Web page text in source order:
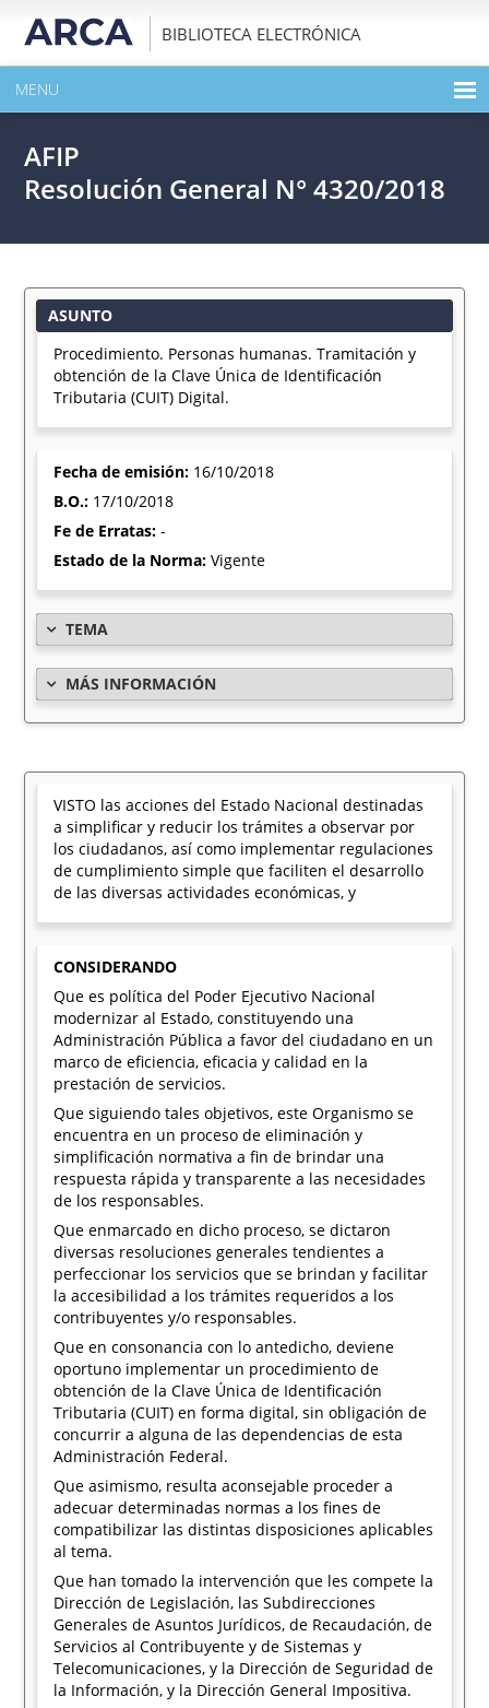
BIBLIOTECA ELECTRÓNICA
MENU
EXPANDIR TODO EL CONTENIDO DE LA PUBLICACIÓN
AFIP
Resolución General N° 4320/2018
ASUNTO
Procedimiento. Personas humanas. Tramitación y
obtención de la Clave Única de Identificación
Tributaria (CUIT) Digital.
Fecha de emisión: 16/10/2018
B.O.: 17/10/2018
Fe de Erratas:-
Estado de la Norma:Vigente
TEMA
MÁS INFORMACIÓN
VISTO las acciones del Estado Nacional destinadas
a simplificar y reducir los trámites a observar por
los ciudadanos, así como implementar regulaciones
de cumplimiento simple que faciliten el desarrollo
de las diversas actividades económicas, y
CONSIDERANDO
Que es política del Poder Ejecutivo Nacional
modernizar al Estado, constituyendo una
Administración Pública a favor del ciudadano en un
marco de eficiencia, eficacia y calidad en la
prestación de servicios.
Que siguiendo tales objetivos, este Organismo se
encuentra en un proceso de eliminación y
simplificación normativa a fin de brindar una
respuesta rápida y transparente a las necesidades
de los responsables.
Que enmarcado en dicho proceso, se dictaron
diversas resoluciones generales tendientes a
perfeccionar los servicios que se brindan y facilitar
la accesibilidad a los trámites requeridos a los
contribuyentes y/o responsables.
Que en consonancia con lo antedicho, deviene
oportuno implementar un procedimiento de
obtención de la Clave Única de Identificación
Tributaria (CUIT) en forma digital, sin obligación de
concurrir a alguna de las dependencias de esta
Administración Federal.
Que asimismo, resulta aconsejable proceder a
adecuar determinadas normas a los fines de
compatibilizar las distintas disposiciones aplicables
al tema.
Que han tomado la intervención que les compete la
Dirección de Legislación, las Subdirecciones
Generales de Asuntos Jurídicos, de Recaudación, de
Servicios al Contribuyente y de Sistemas y
Telecomunicaciones, y la Dirección de Seguridad de
la Información, y la Dirección General Impositiva.